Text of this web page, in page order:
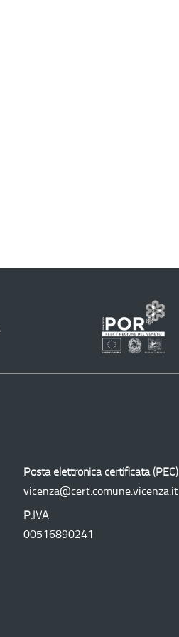
Operativo
Posta elettronica certificata (PEC)
vicenza@cert.comune.vicenza.it
P.IVA
00516890241